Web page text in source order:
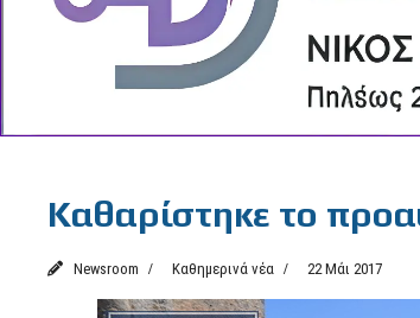
Καθαρίστηκε το
Newsroom Καθημερινά νέα 22 Μάι 2017